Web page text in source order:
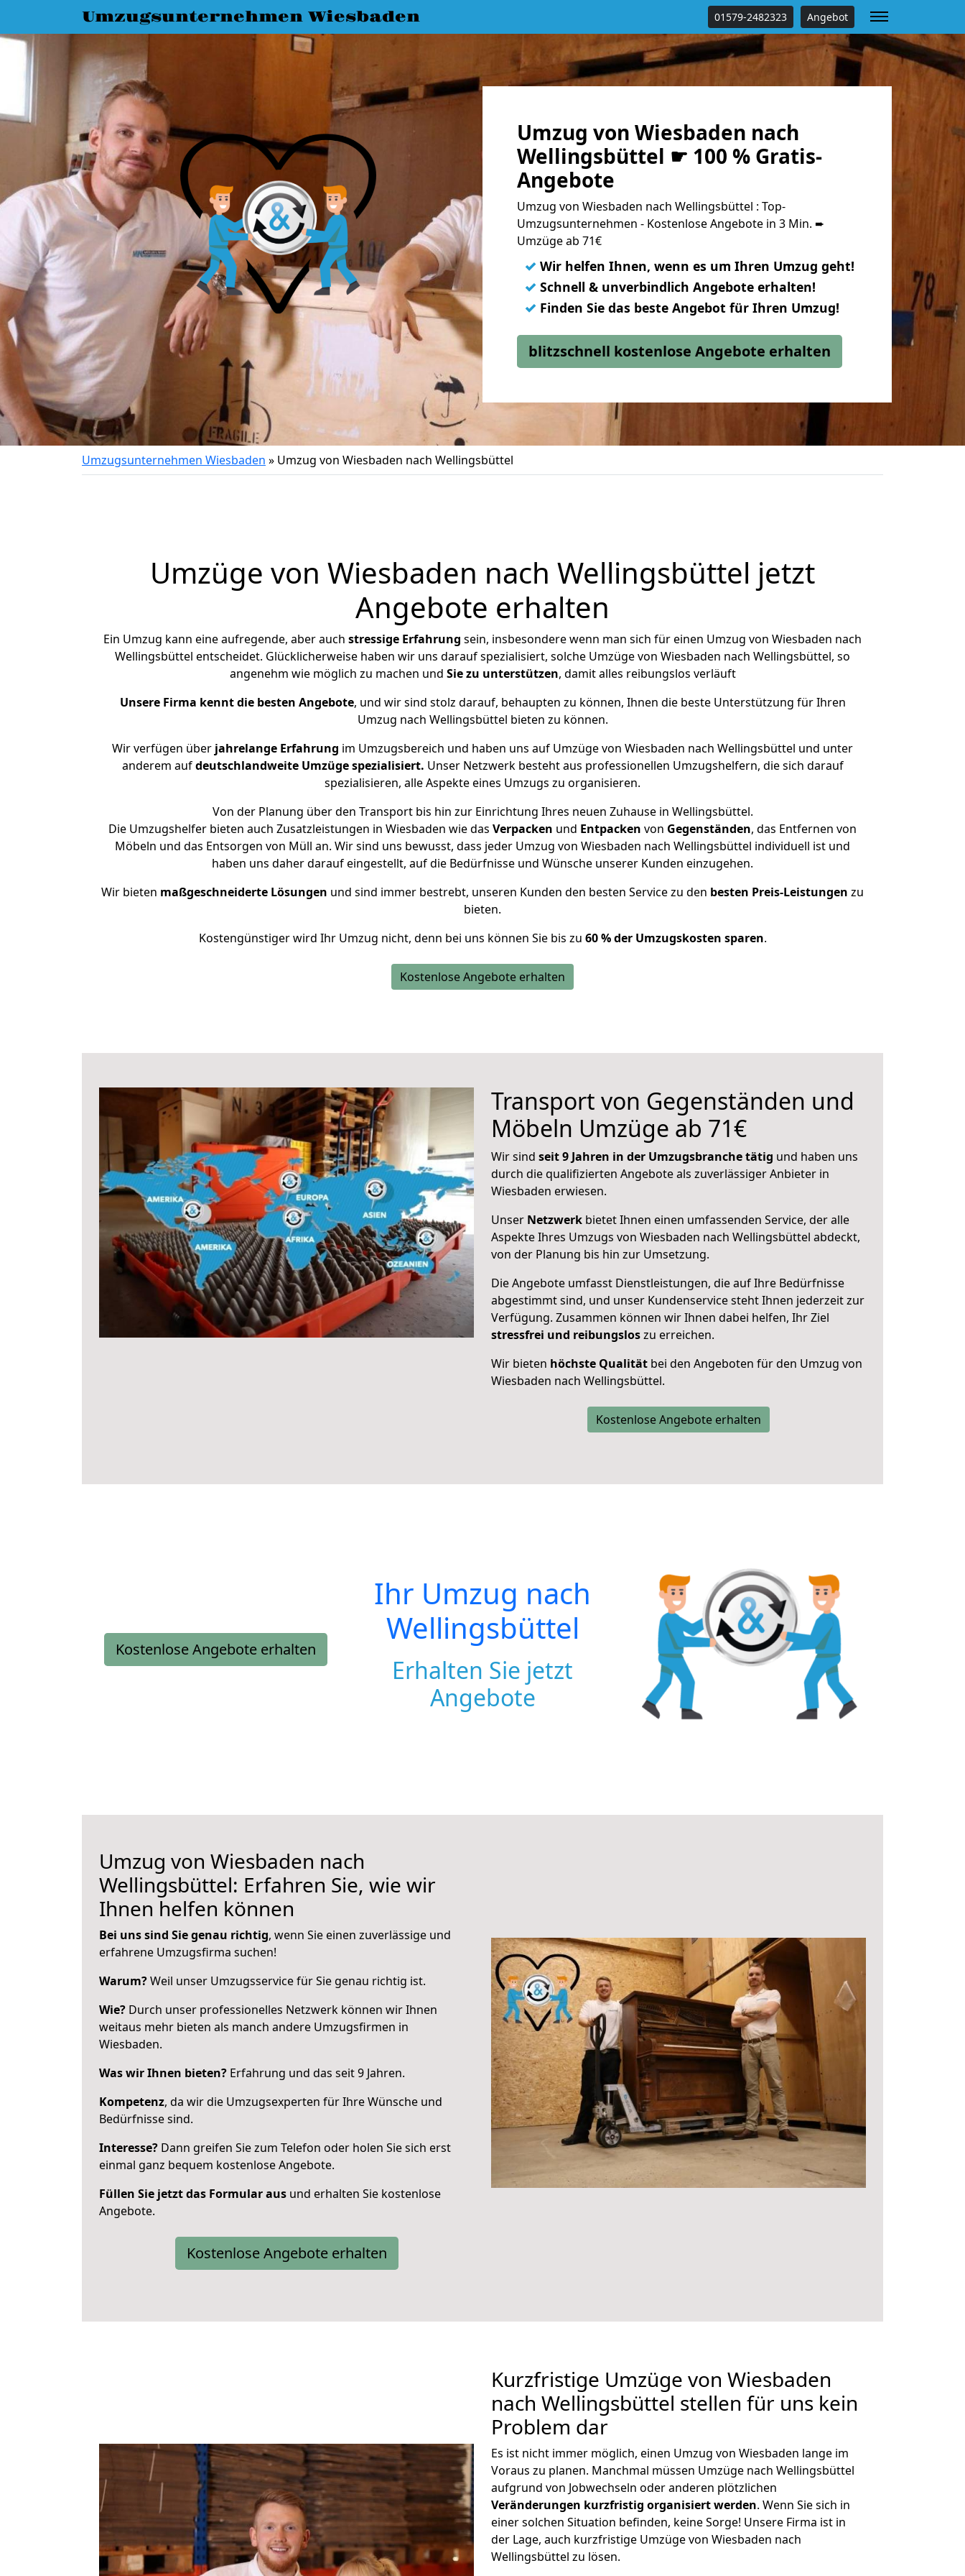
Umzugsunternehmen Wiesbaden 01579-2482323 Angebot
Umzug von Wiesbaden nach
Wellingsbüttel ☛ 100 % Gratis-
Angebote
Umzug von Wiesbaden nach Wellingsbüttel : Top-
Umzugsunternehmen - Kostenlose Angebote in 3 Min. ➨
Umzüge ab 71€
✓ Wir helfen Ihnen, wenn es um Ihren Umzug geht!
✓ Schnell & unverbindlich Angebote erhalten!
✓ Finden Sie das beste Angebot für Ihren Umzug!
blitzschnell kostenlose Angebote erhalten
Umzugsunternehmen Wiesbaden » Umzug von Wiesbaden nach Wellingsbüttel
Umzüge von Wiesbaden nach Wellingsbüttel jetzt
Angebote erhalten
Ein Umzug kann eine aufregende, aber auch stressige Erfahrung sein, insbesondere wenn man sich für einen Umzug von Wiesbaden nach
Wellingsbüttel entscheidet. Glücklicherweise haben wir uns darauf spezialisiert, solche Umzüge von Wiesbaden nach Wellingsbüttel, so
angenehm wie möglich zu machen und Sie zu unterstützen, damit alles reibungslos verläuft
Unsere Firma kennt die besten Angebote, und wir sind stolz darauf, behaupten zu können, Ihnen die beste Unterstützung für Ihren
Umzug nach Wellingsbüttel bieten zu können.
Wir verfügen über jahrelange Erfahrung im Umzugsbereich und haben uns auf Umzüge von Wiesbaden nach Wellingsbüttel und unter
anderem aufdeutschlandweite Umzüge spezialisiert. Unser Netzwerk besteht aus professionellen Umzugshelfern, die sich darauf
spezialisieren, alle Aspekte eines Umzugs zu organisieren.
Von der Planung über den Transport bis hin zur Einrichtung Ihres neuen Zuhause in Wellingsbüttel.
Die Umzugshelfer bieten auch Zusatzleistungen in Wiesbaden wie das Verpacken und Entpacken von Gegenständen, das Entfernen von
Möbeln und das Entsorgen von Müll an. Wir sind uns bewusst, dass jeder Umzug von Wiesbaden nach Wellingsbüttel individuell ist und
haben uns daher darauf eingestellt, auf die Bedürfnisse und Wünsche unserer Kunden einzugehen.
Wir bieten maßgeschneiderte Lösungen und sind immer bestrebt, unseren Kunden den besten Service zu den besten Preis-Leistungen zu
bieten.
Kostengünstiger wird Ihr Umzug nicht, denn bei uns können Sie bis zu 60 % der Umzugskosten sparen.
Kostenlose Angebote erhalten
Transport von Gegenständen und
Möbeln Umzüge ab 71€
Wir sind seit 9 Jahren in der Umzugsbranche tätig und haben uns
durch die qualifizierten Angebote als zuverlässiger Anbieter in
Wiesbaden erwiesen.
Unser Netzwerk bietet Ihnen einen umfassenden Service, der alle
Aspekte Ihres Umzugs von Wiesbaden nach Wellingsbüttel abdeckt,
von der Planung bis hin zur Umsetzung.
Die Angebote umfasst Dienstleistungen, die auf Ihre Bedürfnisse
abgestimmt sind, und unser Kundenservice steht Ihnen jederzeit zur
Verfügung. Zusammen können wir Ihnen dabei helfen, Ihr Ziel
stressfrei und reibungsloszu erreichen.
Wir bieten höchste Qualität bei den Angeboten für den Umzug von
Wiesbaden nach Wellingsbüttel.
Kostenlose Angebote erhalten
Kostenlose Angebote erhalten
Ihr Umzug nach
Wellingsbüttel
Erhalten Sie jetzt
Angebote
Umzug von Wiesbaden nach
Wellingsbüttel: Erfahren Sie, wie wir
Ihnen helfen können
Bei uns sind Sie genau richtig, wenn Sie einen zuverlässige und
erfahrene Umzugsfirma suchen!
Warum?Weil unser Umzugsservice für Sie genau richtig ist.
Wie? Durch unser professionelles Netzwerk können wir Ihnen
weitaus mehr bieten als manch andere Umzugsfirmen in
Wiesbaden.
Was wir Ihnen bieten? Erfahrung und das seit 9 Jahren.
Kompetenz, da wir die Umzugsexperten für Ihre Wünsche und
Bedürfnisse sind.
Interesse? Dann greifen Sie zum Telefon oder holen Sie sich erst
einmal ganz bequem kostenlose Angebote.
Füllen Sie jetzt das Formular aus und erhalten Sie kostenlose
Angebote.
Kostenlose Angebote erhalten
Kurzfristige Umzüge von Wiesbaden
nach Wellingsbüttel stellen für uns kein
Problem dar
Es ist nicht immer möglich, einen Umzug von Wiesbaden lange im
Voraus zu planen. Manchmal müssen Umzüge nach Wellingsbüttel
aufgrund von Jobwechseln oder anderen plötzlichen
Veränderungen kurzfristig organisiert werden. Wenn Sie sich in
einer solchen Situation befinden, keine Sorge! Unsere Firma ist in
der Lage, auch kurzfristige Umzüge von Wiesbaden nach
Wellingsbüttel zu lösen.